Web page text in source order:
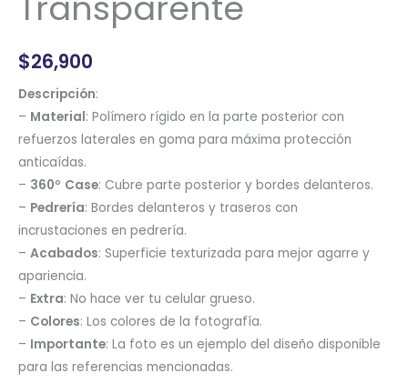
$26,900
Descripción:
– Material: Polímero rígido en la parte posterior con
refuerzos laterales en goma para máxima protección
anticaídas.
– 360° Case: Cubre parte posterior y bordes delanteros.
– Pedrería: Bordes delanteros y traseros con
incrustaciones en pedrería.
– Acabados: Superficie texturizada para mejor agarre y
apariencia.
– Extra: No hace ver tu celular grueso.
– Colores: Los colores de la fotografía.
– Importante: La foto es un ejemplo del diseño disponible
para las referencias mencionadas.